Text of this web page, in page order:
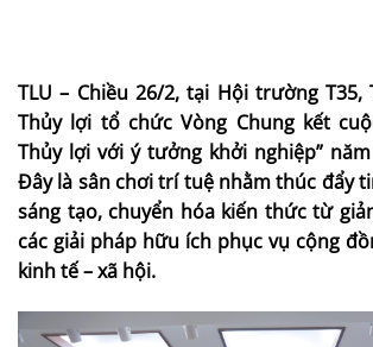
TLU – Chiều 26/2, tại Hội trường
Thủy lợi tổ chức Vòng Chung kết
Thủy lợi với ý tưởng khởi nghiệp” năm
Đây là sân chơi trí tuệ nhằm thúc đẩy
sáng tạo, chuyển hóa kiến thức từ
các giải pháp hữu ích phục vụ cộng
kinh tế – xã hội.